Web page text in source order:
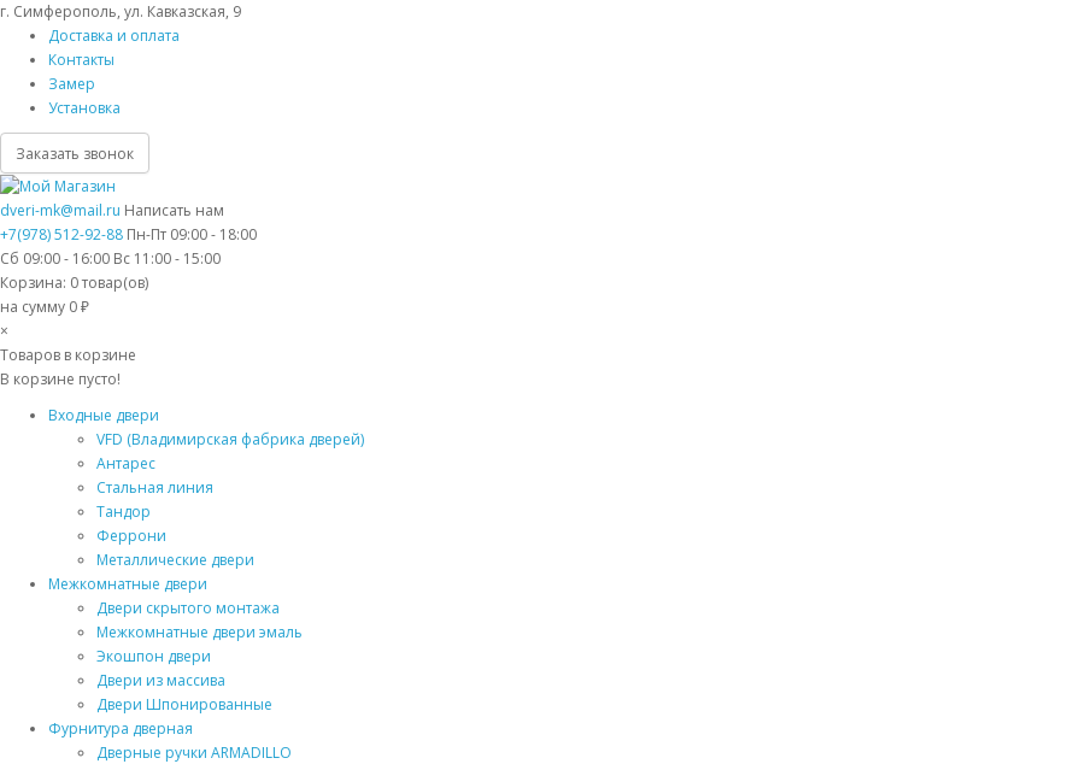
г. Симферополь, ул. Кавказская, 9
Доставка и оплата
Контакты
Замер
Установка
Заказать звонок
dveri-mk@mail.ru Написать нам
+7(978) 512-92-88 Пн-Пт 09:00 - 18:00
Сб 09:00 - 16:00 Вс 11:00 - 15:00
Корзина: 0товар(ов)
на сумму 0 ₽
×
Товаров в корзине
В корзине пусто!
Входные двери
VFD (Владимирская фабрика дверей)
Антарес
Стальная линия
Тандор
Феррони
Металлические двери
Межкомнатные двери
Двери скрытого монтажа
Межкомнатные двери эмаль
Экошпон двери
Двери из массива
Двери Шпонированные
Фурнитура дверная
Дверные ручки ARMADILLO